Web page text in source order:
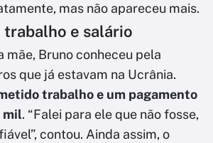
mas não apareceu mais.
trabalho e salário
mãe, Bruno conheceu pela
que já estavam na Ucrânia.
trabalho e um pagamento
mil. “Falei para ele que não fosse,
contou. Ainda assim, o